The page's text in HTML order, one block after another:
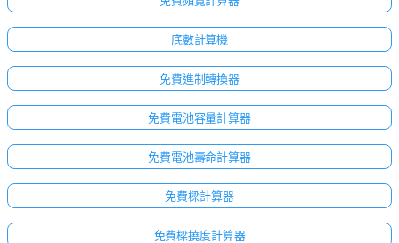
底數計算機
免費進制轉換器
免費電池容量計算器
免費電池壽命計算器
免費樑計算器
免費樑撓度計算器